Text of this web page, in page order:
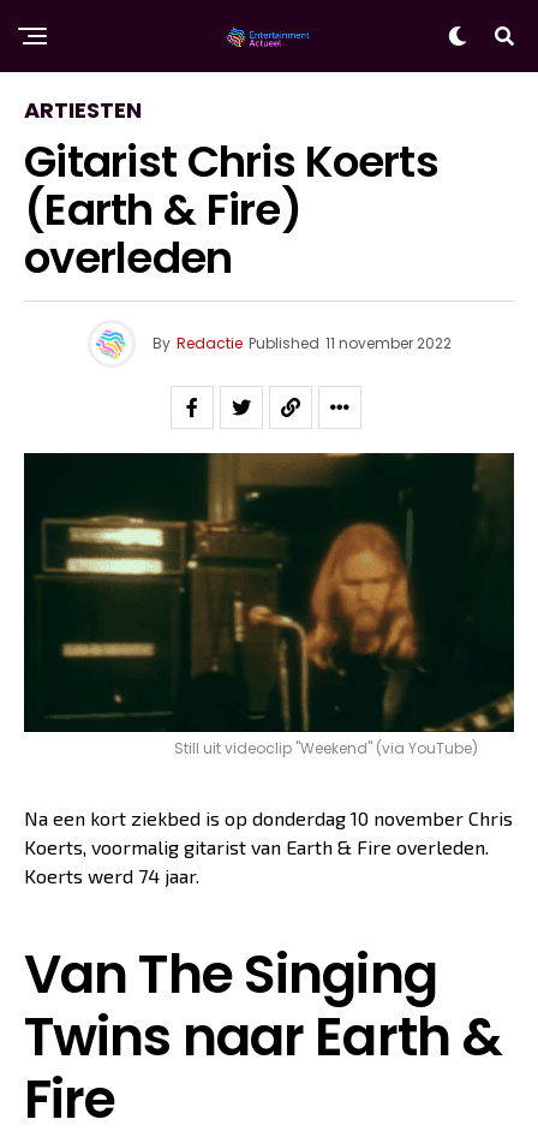
ARTIESTEN
Gitarist Chris Koerts
(Earth & Fire)
overleden
By Redactie Published 11 november 2022
Still uit videoclip "Weekend" (via YouTube)
Na een kort ziekbed is op donderdag 10 november Chris
Koerts, voormalig gitarist van Earth & Fire overleden.
Koerts werd 74 jaar.
Van The Singing
Twins naar Earth &
Fire